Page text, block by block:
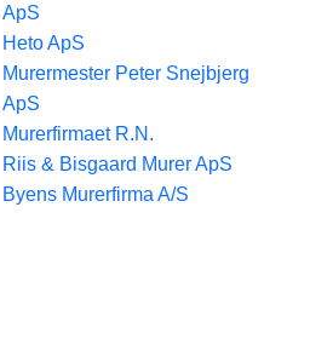
ApS
Heto ApS
Murermester Peter Snejbjerg
ApS
Murerfirmaet R.N.
Riis & Bisgaard Murer ApS
Byens Murerfirma A/S